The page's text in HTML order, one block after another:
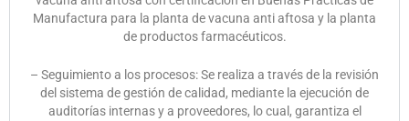
Manufactura para la planta de vacuna anti aftosa y la planta
de productos farmacéuticos.
– Seguimiento a los procesos: Se realiza a través de la revisión
del sistema de gestión de calidad, mediante la ejecución de
auditorías internas y a proveedores, lo cual, garantiza el